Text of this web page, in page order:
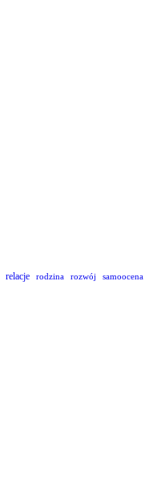
relacje rodzina rozwój samoocena